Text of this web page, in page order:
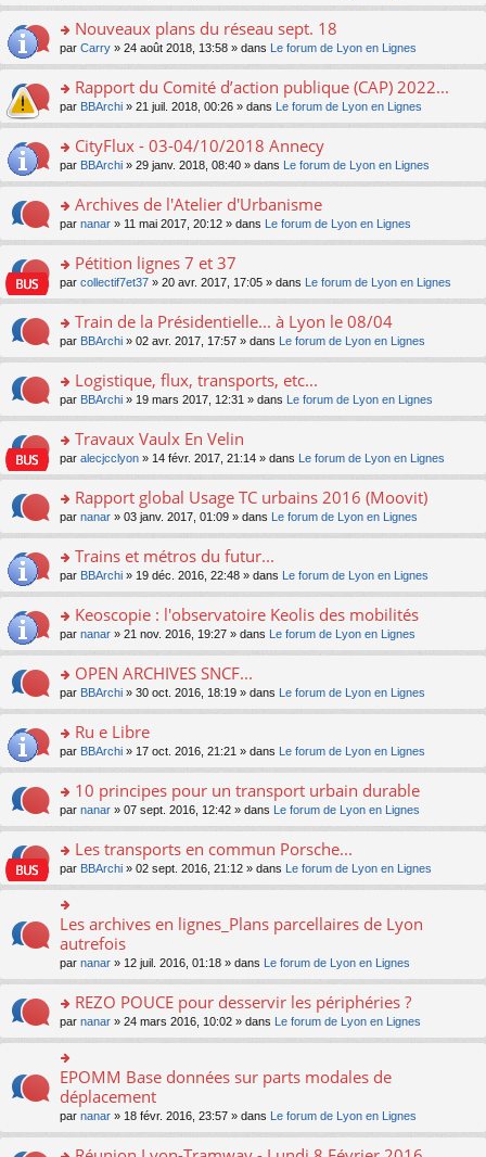
nt
s
c
e
nt
pl
u
s
c
e
nt
n
o
lu
pl
u
s
c
e
nt
g
e
n
o
lu
pl
u
s
c
e
nt
m
e
s
a
g
e
n
n
lu
le
pl
u
c
e
nt
n
ult
er
le
m
e
a
g
e
n
n
le
pl
u
ré
c
e
nt
o
n
ult
er
le
m
e
a
g
e
n
n
le
pl
u
ré
c
e
nt
Nouveaux plans du réseau sept. 18
par Carry » 24 août 2018, 13:58 » dans Le forum de Lyon en Lignes
o
n
ult
er
le
m
e
a
g
e
n
n
le
pl
u
ré
c
e
nt
Rapport du Comité d’action publique (CAP) 2022...
par BBArchi » 21 juil. 2018, 00:26 » dans Le forum de Lyon en Lignes
o
n
ult
er
le
m
e
a
g
e
n
n
le
pl
u
ré
c
e
nt
CityFlux - 03-04/10/2018 Annecy
par BBArchi » 29 janv. 2018, 08:40 » dans Le forum de Lyon en Lignes
o
n
ult
er
le
m
e
a
g
e
n
n
le
pl
u
ré
c
e
nt
Archives de l'Atelier d'Urbanisme
par nanar » 11 mai 2017, 20:12 » dans Le forum de Lyon en Lignes
o
n
ult
er
le
m
e
a
g
e
n
n
le
pl
u
ré
c
e
nt
Pétition lignes 7 et 37
par collectif7et37 » 20 avr. 2017, 17:05 » dans Le forum de Lyon en Lignes
o
n
ult
er
le
m
e
a
g
e
n
n
le
pl
u
ré
c
e
nt
Train de la Présidentielle... à Lyon le 08/04
par BBArchi » 02 avr. 2017, 17:57 » dans Le forum de Lyon en Lignes
o
n
ult
er
le
m
e
a
g
e
n
n
le
pl
u
ré
c
e
nt
Logistique, flux, transports, etc...
par BBArchi » 19 mars 2017, 12:31 » dans Le forum de Lyon en Lignes
o
n
ult
er
le
m
e
a
g
e
n
n
le
pl
u
ré
c
e
nt
Travaux Vaulx En Velin
par alecjcclyon » 14 févr. 2017, 21:14 » dans Le forum de Lyon en Lignes
o
n
ult
er
le
m
e
a
g
e
n
n
le
pl
u
ré
c
e
nt
Rapport global Usage TC urbains 2016 (Moovit)
par nanar » 03 janv. 2017, 01:09 » dans Le forum de Lyon en Lignes
o
n
ult
er
le
m
e
a
g
e
n
n
le
pl
u
s
ré
c
e
nt
Trains et métros du futur...
par BBArchi » 19 déc. 2016, 22:48 » dans Le forum de Lyon en Lignes
o
n
ult
er
le
m
e
a
g
e
n
n
le
pl
u
s
e
nt
Keoscopie : l'observatoire Keolis des mobilités
par nanar » 21 nov. 2016, 19:27 » dans Le forum de Lyon en Lignes
o
n
ult
er
le
m
e
a
g
e
n
o
lu
le
pl
u
s
c
nt
OPEN ARCHIVES SNCF...
par BBArchi » 30 oct. 2016, 18:19 » dans Le forum de Lyon en Lignes
o
n
ult
er
le
m
e
s
g
e
n
o
lu
le
pl
u
s
ré
e
Ru e Libre
par BBArchi » 17 oct. 2016, 21:21 » dans Le forum de Lyon en Lignes
o
n
ult
er
le
m
s
a
e
n
o
n
lu
le
pl
u
s
ré
10 principes pour un transport urbain durable
par nanar » 07 sept. 2016, 12:42 » dans Le forum de Lyon en Lignes
o
n
s
ult
er
le
m
e
s
a
e
n
o
n
Les transports en commun Porsche...
par BBArchi » 02 sept. 2016, 21:12 » dans Le forum de Lyon en Lignes
n
ult
er
le
m
e
s
s
a
g
e
n
o
Les archives en lignes_Plans parcellaires de Lyon
autrefois
par nanar » 12 juil. 2016, 01:18 » dans Le forum de Lyon en Lignes
o
n
s
ult
er
le
m
e
s
REZO POUCE pour desservir les périphéries ?
par nanar » 24 mars 2016, 10:02 » dans Le forum de Lyon en Lignes
o
n
ult
er
EPOMM Base données sur parts modales de
déplacement
par nanar » 18 févr. 2016, 23:57 » dans Le forum de Lyon en Lignes